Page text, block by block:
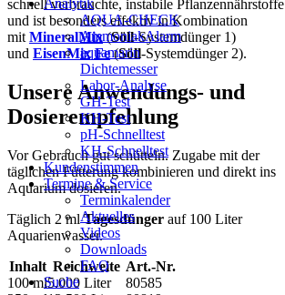
AQUA-CHECK
AmmoniakAlarm
aquamarin
Dichtemesser
Labor-Analyse
GH-Test
KH-Test
pH-Schnelltest
KH-Schnelltest
Kundenstimmen
Termine & Service
Terminkalender
Aktuelles
Videos
Downloads
FAQ
Suche
schnell verbrauchte, instabile Pflanzennährstoffe
und ist besonders effektiv in Kombination
mit MineralMix(Söll-Systemdünger 1)
und EisenMix Fe(Söll-Systemdünger 2).
Unsere Anwendungs- und
Dosierempfehlung
Vor Gebrauch gut schütteln. Zugabe mit der
täglichen Fütterung kombinieren und direkt ins
Aquarium dosieren.
Täglich 2 mlTagesdünger auf 100 Liter
Aquarienwasser.
Inhalt Reichweite Art.-Nr.
100 ml5.000 Liter
80585